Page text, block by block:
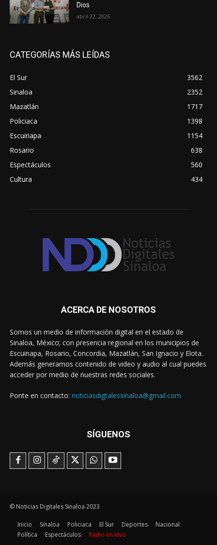
Dios
abril 22, 2026
CATEGORÍAS MÁS LEÍDAS
El Sur
3562
Sinaloa
2352
Mazatlán
1717
Policiaca
1398
Escuinapa
1154
Rosario
638
Espectáculos
560
Cultura
434
ACERCA DE NOSOTROS
Somos un medio de información digital en el estado de
Sinaloa, México; con presencia regional en los municipios de
Escuinapa, Rosario, Concordia, Mazatlán, San Ignacio y Elota.
Además generamos contenido de video y audio al cual puedes
acceder por medio de nuestras redes sociales.
Ponte en contacto: noticiasdigtalessinaloa@gmail.com
SÍGUENOS
© Noticias Digitales Sinaloa 2023
Inicio Sinaloa Policiaca El Sur Deportes
Nacional
Política
Espectáculos Radio en Vivo